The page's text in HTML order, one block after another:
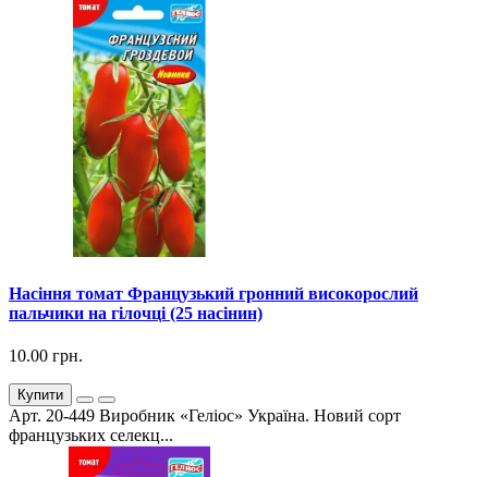
Насіння томат Французький гронний високорослий
пальчики на гілочці (25 насінин)
10.00 грн.
Купити
Арт. 20-449 Виробник «Геліос» Україна. Новий сорт
французьких селекц...